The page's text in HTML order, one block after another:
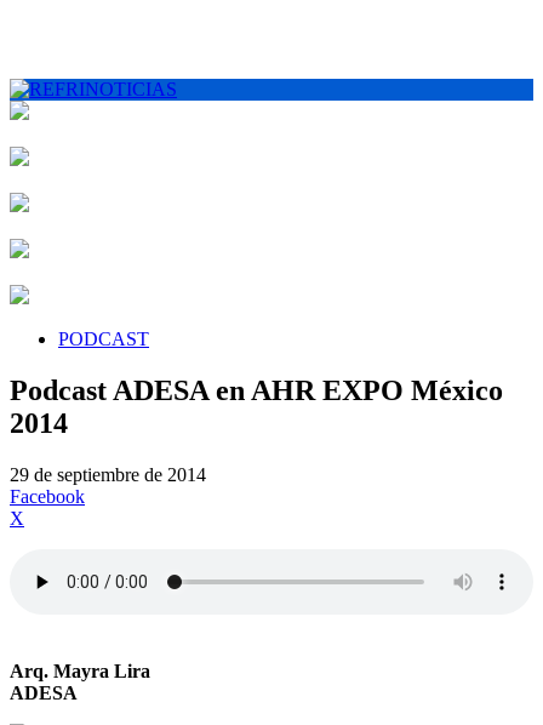
PODCAST
Podcast ADESA en AHR EXPO México
2014
29 de septiembre de 2014
Facebook
X
Arq. Mayra Lira
ADESA